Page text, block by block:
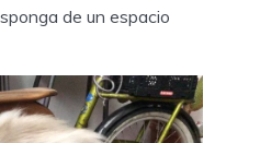
de un espacio